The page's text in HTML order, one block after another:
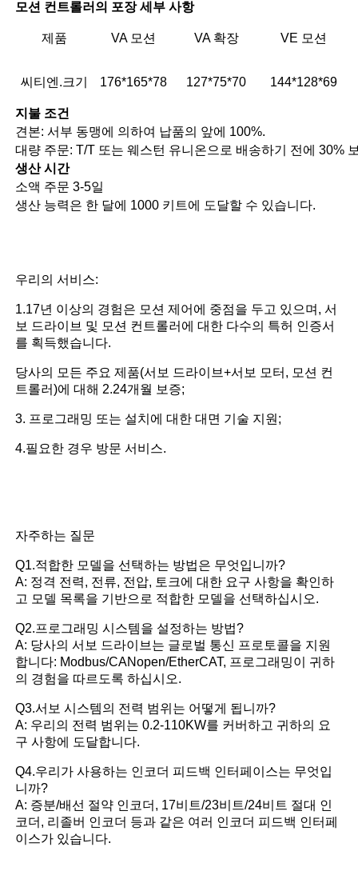
모션 컨트롤러의 포장 세부 사항
제품 VA 모션 VA 확장 VE 모션
씨티엔.크기 176*165*78 127*75*70 144*128*69
지불 조건
견본: 서부 동맹에 의하여 납품의 앞에 100%.
대량 주문: T/T 또는 웨스턴 유니온으로 배송하기 전에 30%
생산 시간
소액 주문 3-5일
생산 능력은 한 달에 1000 키트에 도달할 수 있습니다.
우리의 서비스:
1.17년 이상의 경험은 모션 제어에 중점을 두고 있으며, 서
보 드라이브 및 모션 컨트롤러에 대한 다수의 특허 인증서
를 획득했습니다.
당사의 모든 주요 제품(서보 드라이브+서보 모터, 모션 컨
트롤러)에 대해 2.24개월 보증;
3. 프로그래밍 또는 설치에 대한 대면 기술 지원;
4.필요한 경우 방문 서비스.
자주하는 질문
Q1.적합한 모델을 선택하는 방법은 무엇입니까?
A: 정격 전력, 전류, 전압, 토크에 대한 요구 사항을 확인하
고 모델 목록을 기반으로 적합한 모델을 선택하십시오.
Q2.프로그래밍 시스템을 설정하는 방법?
A: 당사의 서보 드라이브는 글로벌 통신 프로토콜을 지원
합니다: Modbus/CANopen/EtherCAT, 프로그래밍이 귀하
의 경험을 따르도록 하십시오.
Q3.서보 시스템의 전력 범위는 어떻게 됩니까?
A: 우리의 전력 범위는 0.2-110KW를 커버하고 귀하의 요
구 사항에 도달합니다.
Q4.우리가 사용하는 인코더 피드백 인터페이스는 무엇입
니까?
A: 증분/배선 절약 인코더, 17비트/23비트/24비트 절대 인
코더, 리졸버 인코더 등과 같은 여러 인코더 피드백 인터페
이스가 있습니다.